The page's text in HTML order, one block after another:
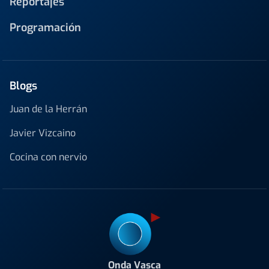
Programación
Blogs
Juan de la Herrán
Javier Vizcaino
Cocina con nervio
Onda Vasca